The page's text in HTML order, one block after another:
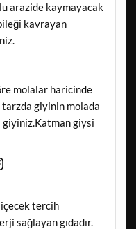
arazide kaymayacak
kavrayan
molalar haricinde
giyinin molada
giyiniz.Katman giysi
tercih
sağlayan gıdadır.